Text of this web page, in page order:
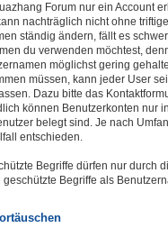
Forum nur ein Account
nachträglich nicht ohne
ständig ändern, fällt es
du verwenden möchtest,
möglichst gering
müssen, kann jeder User
Dazu bitte das
können Benutzerkonten
belegt sind. Je nach
entschieden.
Begriffe dürfen nur durch
Begriffe als